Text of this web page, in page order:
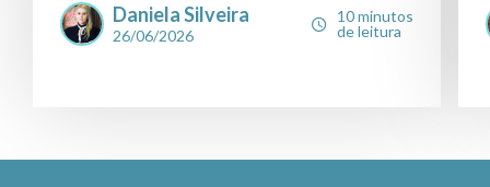
Daniela Silveira
26/06/2026
10 minutos
de leitura